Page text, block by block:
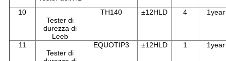
10
Tester di
durezza di
Leeb
TH140 ±12HLD 4 1year
11
Tester di
EQUOTIP3 ±12HLD 1 1year